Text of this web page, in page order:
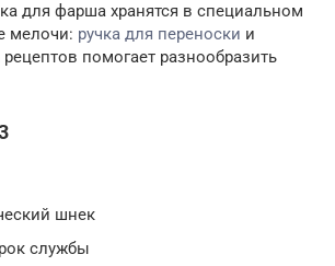
для фарша хранятся в специальном
мелочи: ручка для переноски и
помогает разнообразить
шнек
службы